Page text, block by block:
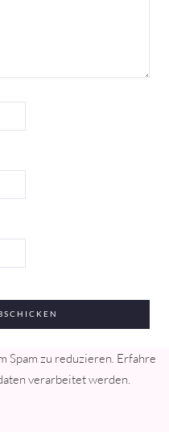
Spam zu reduzieren. Erfahre
verarbeitet werden.